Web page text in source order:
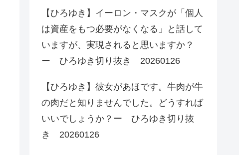
【ひろゆき】イーロン・マスクが「個人
は資産をもつ必要がなくなる」と話して
いますが、実現されると思いますか？
ー ひろゆき切り抜き 20260126
【ひろゆき】彼女があほです。牛肉が牛
の肉だと知りませんでした。どうすれば
いいでしょうか？ー ひろゆき切り抜
き 20260126